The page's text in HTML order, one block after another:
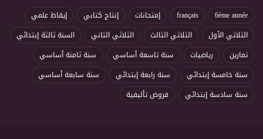
6ème année
français إمتحانات إنتاج كتابي
إيقاظ علمي
الثلاثي الأول
الثلاثي الثالث الثلاثي الثاني
السنة ثالثة إبتدائي
تمارين
رياضيات سنة تاسعة أساسي
سنة ثامنة أساسي
سنة خامسة إبتدائي
سنة رابعة إبتدائي
سنة سابعة أساسي
سنة سادسة إبتدائي
فروض تأليفية